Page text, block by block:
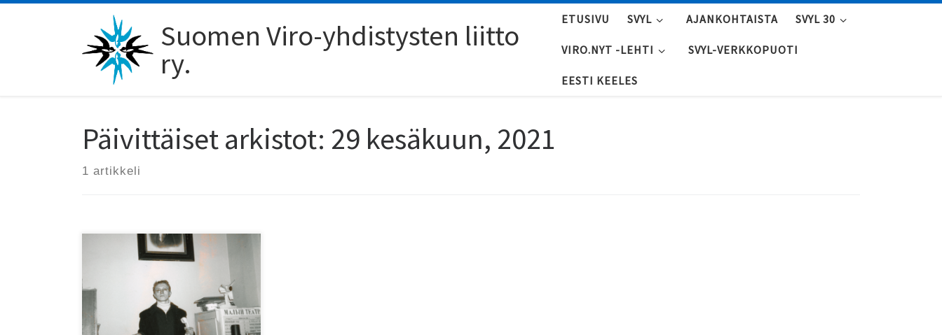
Suomen Viro-yhdistysten liitto
ry.
ETUSIVU SVYL AJANKOHTAISTA SVYL 30
VIRO.NYT -LEHTI SVYL-VERKKOPUOTI
EESTI KEELES
Päivittäiset arkistot: 29 kesäkuun, 2021
1 artikkeli
29. kesäkuuta tulee kuluneeksi
koomikko Antto Terras muutti
Virosta Suomeen ollen osa
inkeriläisten paluumuuttoa.